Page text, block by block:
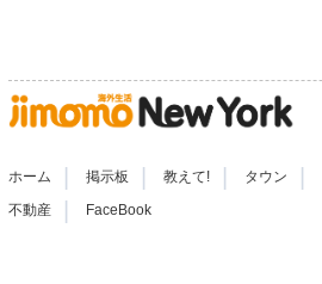
ホーム 掲示板 教えて! タウン
不動産 | FaceBook